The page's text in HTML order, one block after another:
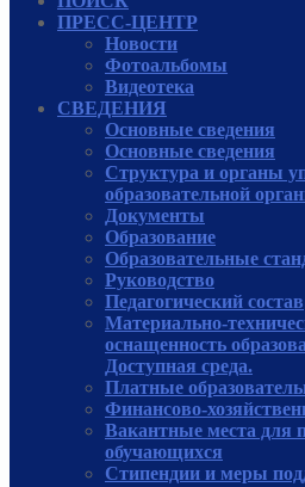
ПРЕСС-ЦЕНТР
Новости
Фотоальбомы
Видеотека
СВЕДЕНИЯ
Основные сведения
Основные сведения
Структура и органы
образовательной
Документы
Образование
Образовательные
Руководcтво
Педагогический состав
Материально-
оснащенность
Доступная среда.
Платные
Финансово-
Вакантные места для
обучающихся
Стипендии и меры